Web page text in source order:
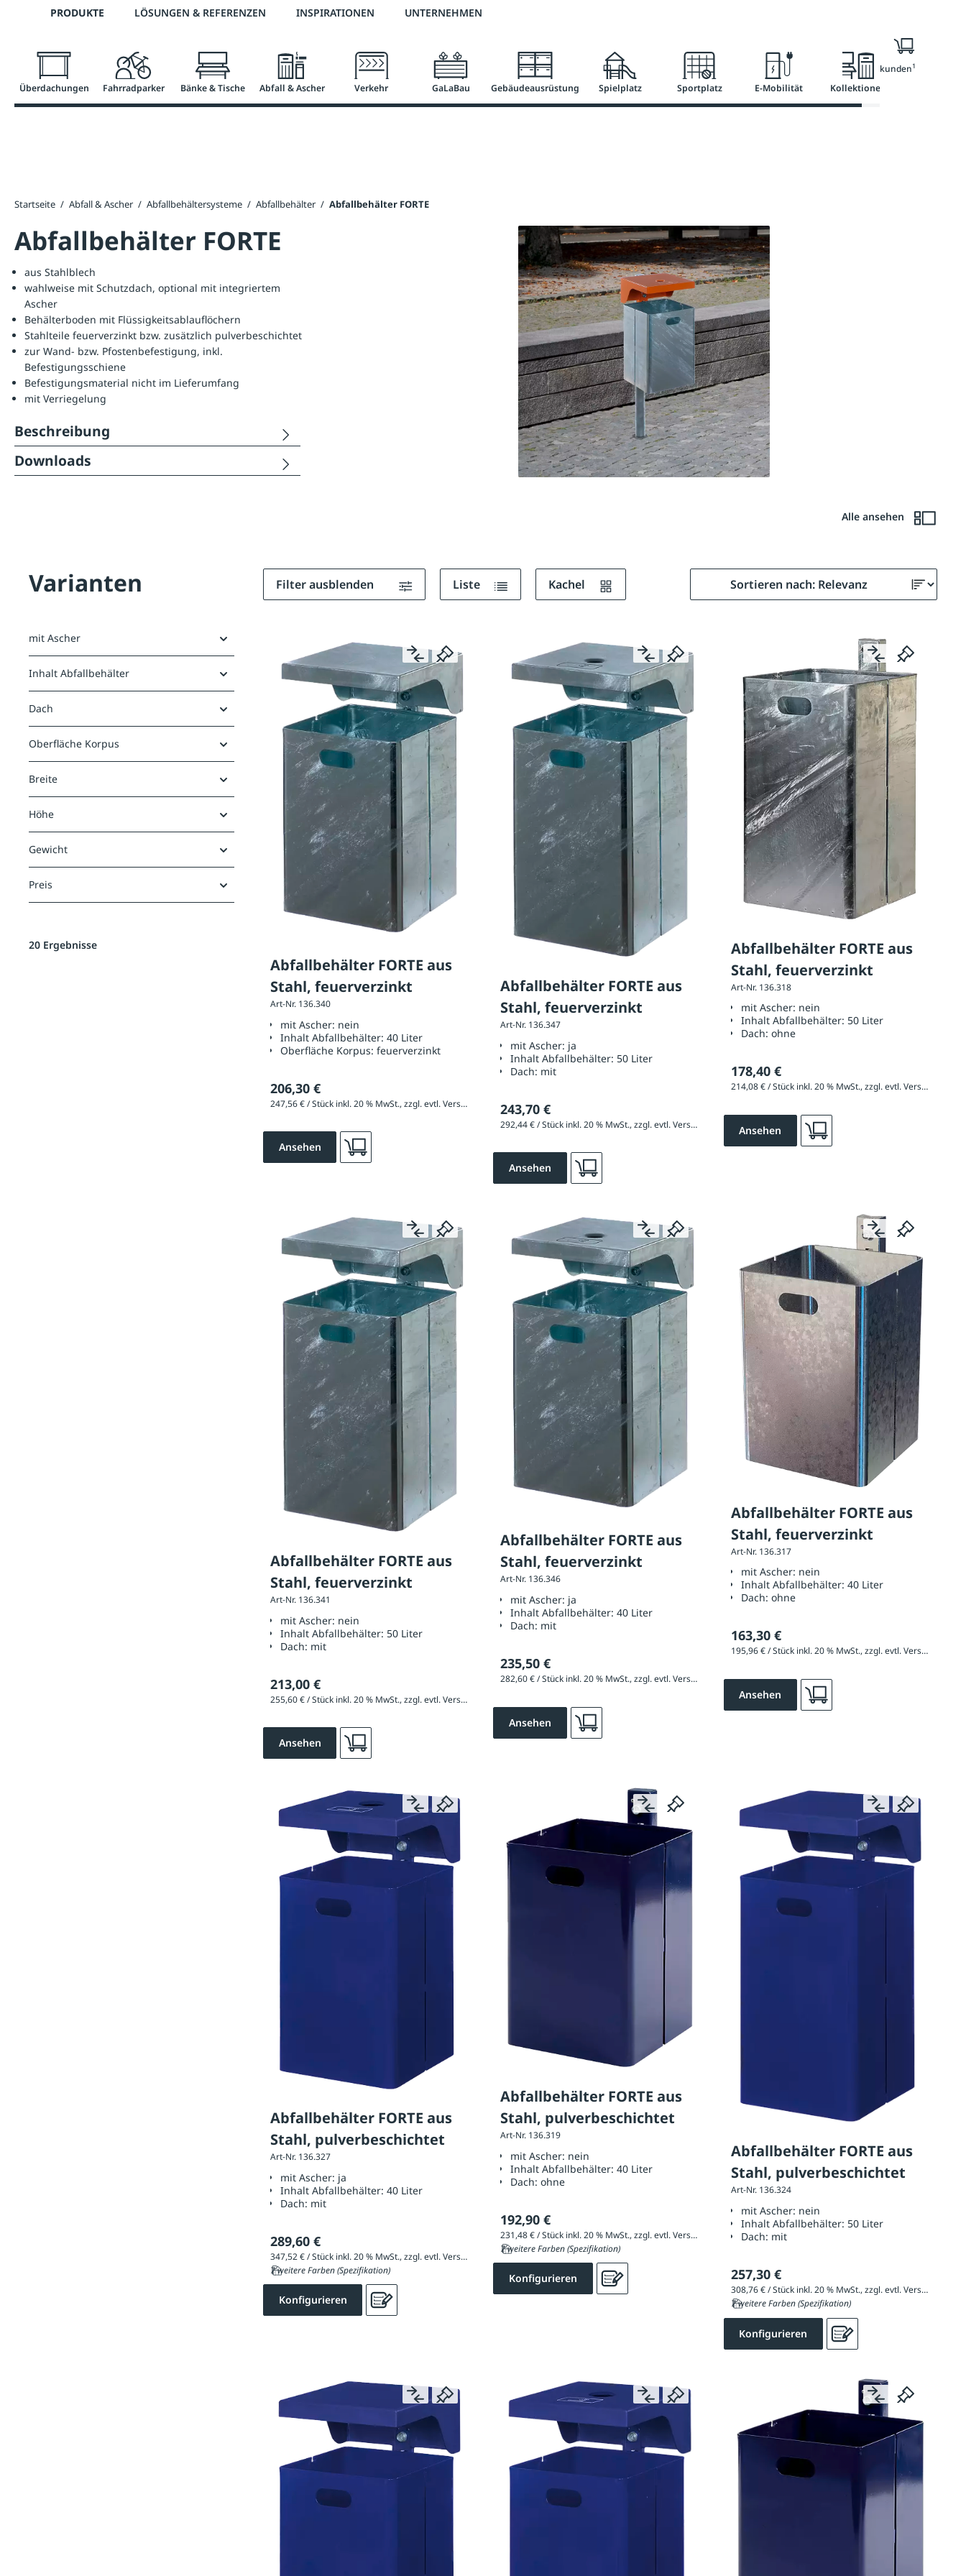
Zur Hauptnavigation springen
Telefon: +43 7672 95895 0 3 % Online-Rabatt versandkostenfrei ab 50 €
PRODUKTE LÖSUNGEN & REFERENZEN INSPIRATIONEN UNTERNEHMEN
Überdachungen Fahrradparker Bänke & Tische Abfall & Ascher Verkehr GaLaBau Gebäudeausrüstung Spielplatz Sportplatz E-Mobilität Kollektionen
Nur für Geschäftskunden1
Startseite / Abfall & Ascher / Abfallbehältersysteme / Abfallbehälter / Abfallbehälter FORTE
Abfallbehälter FORTE
Alle ansehen
aus Stahlblech
wahlweise mit Schutzdach, optional mit integriertem
Ascher
Behälterboden mit Flüssigkeitsablauflöchern
Stahlteile feuerverzinkt bzw. zusätzlich pulverbeschichtet
zur Wand- bzw. Pfostenbefestigung, inkl.
Befestigungsschiene
Befestigungsmaterial nicht im Lieferumfang
mit Verriegelung
Beschreibung
Downloads
Varianten
mit Ascher
Inhalt Abfallbehälter
Dach
Oberfläche Korpus
Breite
Höhe
Gewicht
Preis
20 Ergebnisse
Filter ausblenden Liste Kachel
Abfallbehälter FORTE aus
Stahl, feuerverzinkt
Art-Nr. 136.340
mit Ascher: nein
Inhalt Abfallbehälter: 40 Liter
Oberfläche Korpus: feuerverzinkt
206,30 €
247,56 € / Stück inkl. 20 % MwSt., zzgl. evtl. Versandkosten
Ansehen
Abfallbehälter FORTE aus
Stahl, feuerverzinkt
Art-Nr. 136.347
mit Ascher: ja
Inhalt Abfallbehälter: 50 Liter
Dach: mit
243,70 €
292,44 € / Stück inkl. 20 % MwSt., zzgl. evtl. Versandkosten
Ansehen
Abfallbehälter FORTE aus
Stahl, feuerverzinkt
Art-Nr. 136.318
mit Ascher: nein
Inhalt Abfallbehälter: 50 Liter
Dach: ohne
178,40 €
214,08 € / Stück inkl. 20 % MwSt., zzgl. evtl. Versandkosten
Ansehen
Abfallbehälter FORTE aus
Stahl, feuerverzinkt
Art-Nr. 136.341
mit Ascher: nein
Inhalt Abfallbehälter: 50 Liter
Dach: mit
213,00 €
255,60 € / Stück inkl. 20 % MwSt., zzgl. evtl. Versandkosten
Ansehen
Abfallbehälter FORTE aus
Stahl, feuerverzinkt
Art-Nr. 136.346
mit Ascher: ja
Inhalt Abfallbehälter:40 Liter
Dach: mit
235,50 €
282,60 € / Stück inkl. 20 % MwSt., zzgl. evtl. Versandkosten
Ansehen
Abfallbehälter FORTE aus
Stahl, feuerverzinkt
Art-Nr. 136.317
mit Ascher: nein
Inhalt Abfallbehälter: 40 Liter
Dach: ohne
163,30 €
195,96 € / Stück inkl. 20 % MwSt., zzgl. evtl. Versandkosten
Ansehen
Abfallbehälter FORTE aus
Stahl, pulverbeschichtet
Art-Nr. 136.327
mit Ascher: ja
Inhalt Abfallbehälter: 40 Liter
Dach: mit
289,60 €
347,52 € / Stück inkl. 20 % MwSt., zzgl. evtl. Versandkosten
7 weitere Farben (Spezifikation)
Konfigurieren
Abfallbehälter FORTE aus
Stahl, pulverbeschichtet
Art-Nr. 136.319
mit Ascher: nein
Inhalt Abfallbehälter:40 Liter
Dach:ohne
192,90 €
231,48 € / Stück inkl. 20 % MwSt., zzgl. evtl. Versandkosten
7 weitere Farben (Spezifikation)
Konfigurieren
Abfallbehälter FORTE aus
Stahl, pulverbeschichtet
Art-Nr. 136.324
mit Ascher: nein
Inhalt Abfallbehälter: 50 Liter
Dach: mit
257,30 €
308,76 € / Stück inkl. 20 % MwSt., zzgl. evtl. Versandkosten
7 weitere Farben (Spezifikation)
Konfigurieren